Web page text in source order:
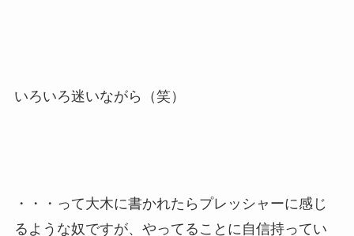
いろいろ迷いながら（笑）
・・・って大木に書かれたらプレッシャーに感じ
るような奴ですが、やってることに自信持ってい